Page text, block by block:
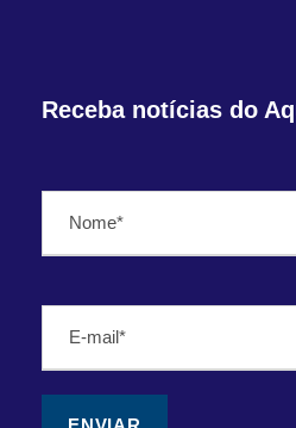
Receba notícias do